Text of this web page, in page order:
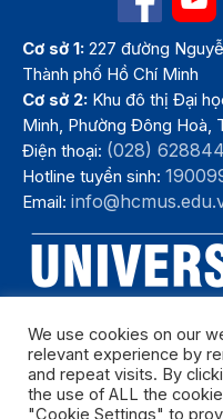
Cơ sở 1: 227 đường
Thành phố Hồ Chí Minh
Cơ sở 2: Khu đô thị Đại
Minh, Phường Đông Hoà,
Điện thoại: (028)
Hotline tuyển sinh:
Email:
We use cookies on our
relevant experience by
and repeat visits. By
the use of ALL the
"Cookie Settings" to